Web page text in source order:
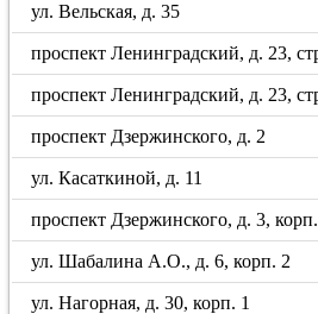
ул. Вельская, д. 35
проспект Ленинградский, д. 23,
проспект Ленинградский, д. 23,
проспект Дзержинского, д. 2
ул. Касаткиной, д. 11
проспект Дзержинского, д. 3, корп.
ул. Шабалина А.О., д. 6, корп. 2
ул. Нагорная, д. 30, корп. 1